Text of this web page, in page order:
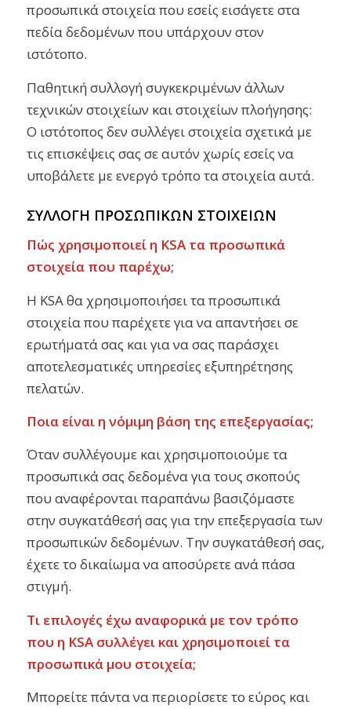
προσωπικά στοιχεία που εσείς εισάγετε στα
πεδία δεδομένων που υπάρχουν στον
ιστότοπο.
Παθητική συλλογή συγκεκριμένων άλλων
τεχνικών στοιχείων και στοιχείων πλοήγησης:
Ο ιστότοπος δεν συλλέγει στοιχεία σχετικά με
τις επισκέψεις σας σε αυτόν χωρίς εσείς να
υποβάλετε με ενεργό τρόπο τα στοιχεία αυτά.
ΣΥΛΛΟΓΗ ΠΡΟΣΩΠΙΚΩΝ ΣΤΟΙΧΕΙΩΝ
Πώς χρησιμοποιεί η KSA τα προσωπικά
στοιχεία που παρέχω;
Η KSA θα χρησιμοποιήσει τα προσωπικά
στοιχεία που παρέχετε για να απαντήσει σε
ερωτήματά σας και για να σας παράσχει
αποτελεσματικές υπηρεσίες εξυπηρέτησης
πελατών.
Ποια είναι η νόμιμη βάση της επεξεργασίας;
Όταν συλλέγουμε και χρησιμοποιούμε τα
προσωπικά σας δεδομένα για τους σκοπούς
που αναφέρονται παραπάνω βασιζόμαστε
στην συγκατάθεσή σας για την επεξεργασία των
προσωπικών δεδομένων. Την συγκατάθεσή σας,
έχετε το δικαίωμα να αποσύρετε ανά πάσα
στιγμή.
Τι επιλογές έχω αναφορικά με τον τρόπο
που η KSA συλλέγει και χρησιμοποιεί τα
προσωπικά μου στοιχεία;
Μπορείτε πάντα να περιορίσετε το εύρος και